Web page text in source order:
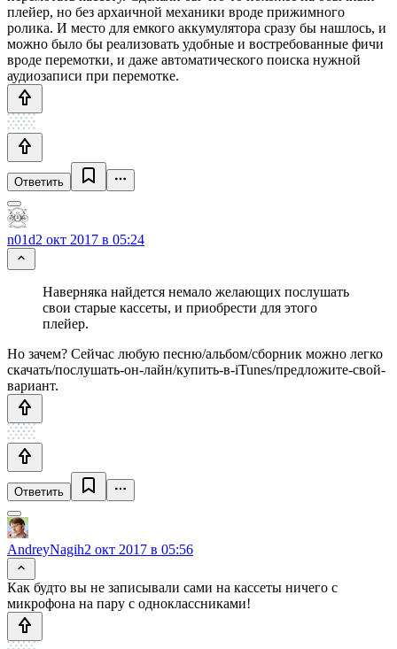
плейер, но без архаичной механики вроде прижимного
ролика. И место для емкого аккумулятора сразу бы нашлось, и
можно было бы реализовать удобные и востребованные фичи
вроде перемотки, и даже автоматического поиска нужной
аудиозаписи при перемотке.
Ответить
n01d2 окт 2017 в 05:24
Наверняка найдется немало желающих послушать
свои старые кассеты, и приобрести для этого
плейер.
Но зачем? Сейчас любую песню/альбом/сборник можно легко
скачать/послушать-он-лайн/купить-в-iTunes/предложите-свой-
вариант.
Ответить
AndreyNagih2 окт 2017 в 05:56
Как будто вы не записывали сами на кассеты ничего с
микрофона на пару с одноклассниками!